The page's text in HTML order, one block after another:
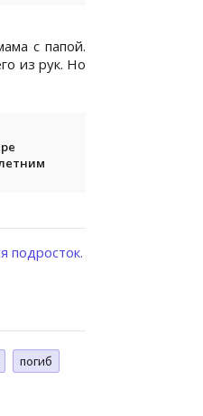
с папой.
из рук. Но
подросток.
погиб